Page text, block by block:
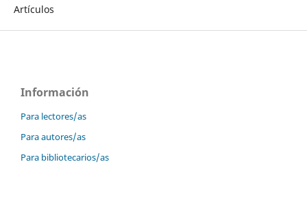
Artículos
Información
Para lectores/as
Para autores/as
Para bibliotecarios/as